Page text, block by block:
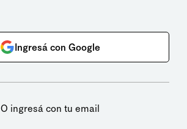
Ingresá con Google
O ingresá con tu email